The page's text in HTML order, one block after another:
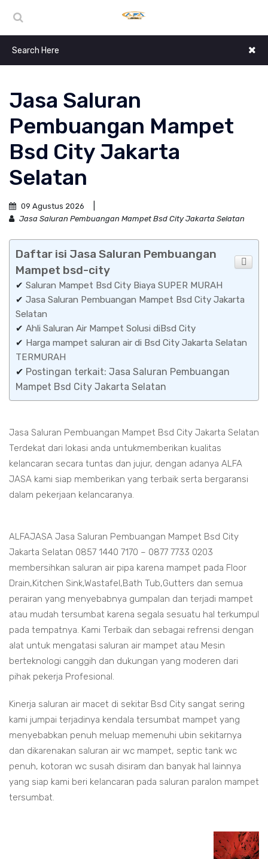
Jasa Saluran
Pembuangan Mampet
Bsd City Jakarta
Selatan
09 Agustus 2026
Jasa Saluran Pembuangan Mampet Bsd City Jakarta Selatan
Daftar isi Jasa Saluran Pembuangan
Mampet bsd-city
✔ Saluran Mampet Bsd City Biaya SUPER MURAH
✔ Jasa Saluran Pembuangan Mampet Bsd City Jakarta
Selatan
✔ Ahli Saluran Air Mampet Solusi diBsd City
✔ Harga mampet saluran air di Bsd City Jakarta Selatan
TERMURAH
✔ Postingan terkait: Jasa Saluran Pembuangan
Mampet Bsd City Jakarta Selatan
Jasa Saluran Pembuangan Mampet Bsd City Jakarta Selatan
Terdekat dari lokasi anda untukmemberikan kualitas
kelancaran secara tuntas dan jujur, dengan adanya ALFA
JASA kami siap memberikan yang terbaik serta bergaransi
dalam pekerjaan kelancaranya.
ALFAJASA Jasa Saluran Pembuangan Mampet Bsd City
Jakarta Selatan 0857 1440 7170 – 0877 7733 0203
membersihkan saluran air pipa karena mampet pada Floor
Drain,Kitchen Sink,Wastafel,Bath Tub,Gutters dan semua
perairan yang menyebabnya gumpalan dan terjadi mampet
atau mudah tersumbat karena segala sesuatu hal terkumpul
pada tempatnya. Kami Terbaik dan sebagai refrensi dengan
alat untuk mengatasi saluran air mampet atau Mesin
berteknologi canggih dan dukungan yang moderen dari
pihak pekerja Profesional.
Kinerja saluran air macet di sekitar Bsd City sangat sering
kami jumpai terjadinya kendala tersumbat mampet yang
menyebabkan penuh meluap memenuhi ubin sekitarnya
dan dikarenakan saluran air wc mampet, septic tank wc
penuh, kotoran wc susah disiram dan banyak hal lainnya
yang siap kami beri kelancaran pada saluran paralon mampet
tersumbat.